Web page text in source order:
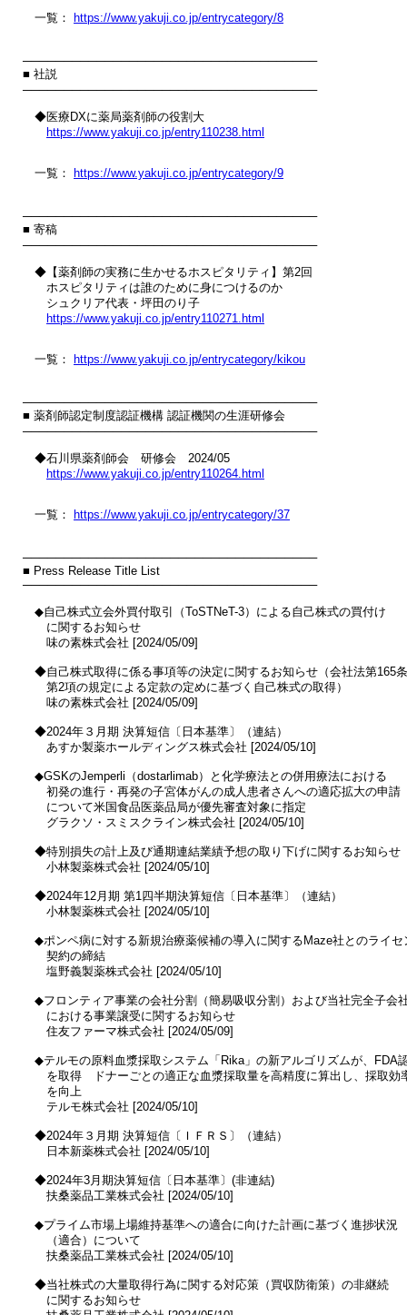
一覧： https://www.yakuji.co.jp/entrycategory/8
────────────────────────────────────
■ 社説
────────────────────────────────────
◆医療DXに薬局薬剤師の役割大
https://www.yakuji.co.jp/entry110238.html
一覧： https://www.yakuji.co.jp/entrycategory/9
────────────────────────────────────
■ 寄稿
────────────────────────────────────
◆【薬剤師の実務に生かせるホスピタリティ】第2回
ホスピタリティは誰のために身につけるのか
シュクリア代表・坪田のり子
https://www.yakuji.co.jp/entry110271.html
一覧： https://www.yakuji.co.jp/entrycategory/kikou
────────────────────────────────────
■ 薬剤師認定制度認証機構 認証機関の生涯研修会
────────────────────────────────────
◆石川県薬剤師会　研修会　2024/05
https://www.yakuji.co.jp/entry110264.html
一覧： https://www.yakuji.co.jp/entrycategory/37
────────────────────────────────────
■ Press Release Title List
────────────────────────────────────
◆自己株式立会外買付取引（ToSTNeT-3）による自己株式の買付け
に関するお知らせ
味の素株式会社 [2024/05/09]
◆自己株式取得に係る事項等の決定に関するお知らせ（会社法第165条
第2項の規定による定款の定めに基づく自己株式の取得）
味の素株式会社 [2024/05/09]
◆2024年３月期 決算短信〔日本基準〕（連結）
あすか製薬ホールディングス株式会社 [2024/05/10]
◆GSKのJemperli（dostarlimab）と化学療法との併用療法における
初発の進行・再発の子宮体がんの成人患者さんへの適応拡大の申請
について米国食品医薬品局が優先審査対象に指定
グラクソ・スミスクライン株式会社 [2024/05/10]
◆特別損失の計上及び通期連結業績予想の取り下げに関するお知らせ
小林製薬株式会社 [2024/05/10]
◆2024年12月期 第1四半期決算短信〔日本基準〕（連結）
小林製薬株式会社 [2024/05/10]
◆ポンペ病に対する新規治療薬候補の導入に関するMaze社とのライセ
契約の締結
塩野義製薬株式会社 [2024/05/10]
◆フロンティア事業の会社分割（簡易吸収分割）および当社完全子会
における事業譲受に関するお知らせ
住友ファーマ株式会社 [2024/05/09]
◆テルモの原料血漿採取システム「Rika」の新アルゴリズムが、FDA
を取得　ドナーごとの適正な血漿採取量を高精度に算出し、採取効
を向上
テルモ株式会社 [2024/05/10]
◆2024年３月期 決算短信〔ＩＦＲＳ〕（連結）
日本新薬株式会社 [2024/05/10]
◆2024年3月期決算短信〔日本基準〕(非連結)
扶桑薬品工業株式会社 [2024/05/10]
◆プライム市場上場維持基準への適合に向けた計画に基づく進捗状況
（適合）について
扶桑薬品工業株式会社 [2024/05/10]
◆当社株式の大量取得行為に関する対応策（買収防衛策）の非継続
に関するお知らせ